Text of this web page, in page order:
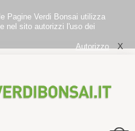
Pagine Verdi Bonsai utilizza
nel sito autorizzi l'uso dei
Autorizzo
X